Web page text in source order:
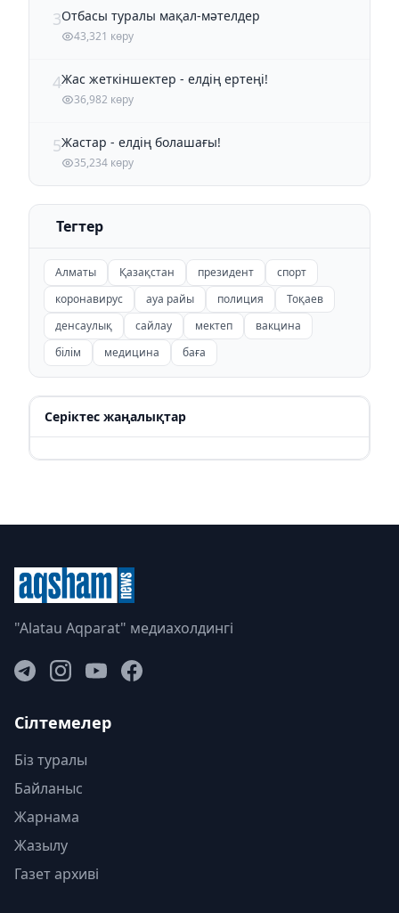
3Отбасы туралы мақал-мәтелдер
43,321 көру
4Жас жеткіншектер - елдің ертеңі!
36,982 көру
5Жастар - елдің болашағы!
35,234 көру
Тегтер
Алматы Қазақстан президент
спорт
коронавирус
ауа райы полиция
Тоқаев
денсаулық
сайлау мектеп
вакцина
білім
медицина баға
Серіктес жаңалықтар
"Alatau Aqparat" медиахолдингі
Сілтемелер
Біз туралы
Байланыс
Жарнама
Жазылу
Газет архиві